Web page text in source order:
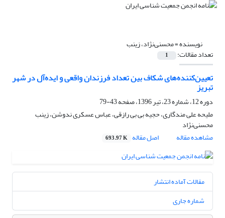
نویسنده =محسنی‌نژاد، زینب
تعداد مقالات: 1
تعیین‌کننده‌های شکاف بین تعداد فرزندان واقعی و ایده‌آل در شهر
تبریز
دوره 12، شماره 23، تیر 1396، صفحه
43-79
ملیحه علی مندگاری، حجیه بی بی رازقی، عباس عسکری ندوشن، زینب
محسنی‌نژاد
مشاهده مقاله
اصل مقاله 693.97 K
مقالات آماده انتشار
شماره جاری